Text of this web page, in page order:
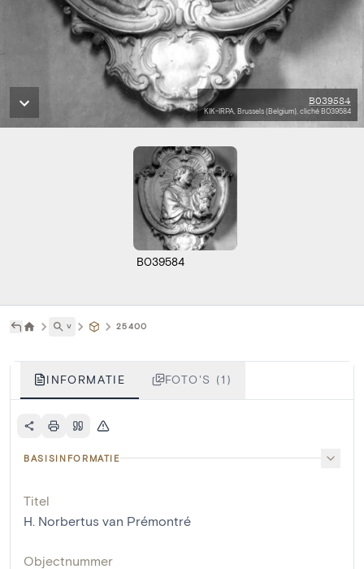
B039584
KIK-IRPA, Brussels (Belgium), cliché B039584
B039584
˅ 25400
INFORMATIE FOTO'S (1)
BASISINFORMATIE
Titel
H. Norbertus van Prémontré
Objectnummer